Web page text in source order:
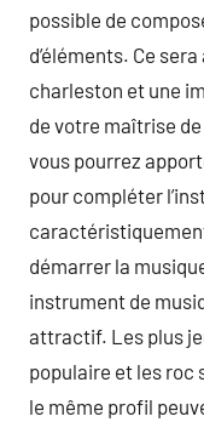
possible de
d’éléments. Ce
charleston et une
de votre maîtrise de
vous pourrez
pour compléter
démarrer la
instrument de
attractif. Les plus
populaire et les roc
le même profil